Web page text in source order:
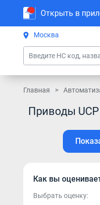
Открыть в
Москва
Главная
Приводы UCP
Как вы
Выбрать оценку: